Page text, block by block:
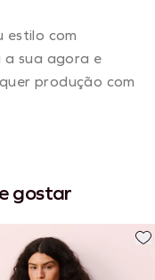
estilo com
sua agora e
produção com
gostar